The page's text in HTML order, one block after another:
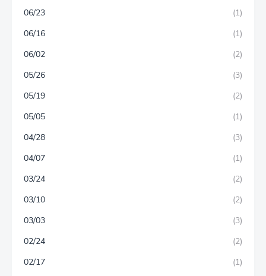
06/23
(1)
06/16
(1)
06/02
(2)
05/26
(3)
05/19
(2)
05/05
(1)
04/28
(3)
04/07
(1)
03/24
(2)
03/10
(2)
03/03
(3)
02/24
(2)
02/17
(1)